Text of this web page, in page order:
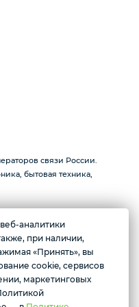
связи России.
бытовая техника,
Острякова, 233
Условия доставки
аналитики
при наличии,
«Принять», вы
cookie, сервисов
маркетинговых
сотрудника